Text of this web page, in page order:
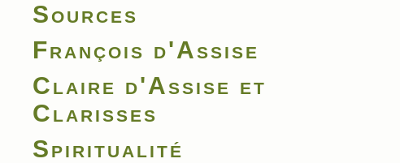
Sources
François d'Assise
Claire d'Assise et
Clarisses
Spiritualité